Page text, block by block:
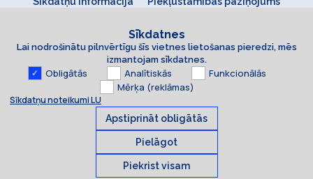
Sīkdatnes
Lai nodrošinātu pilnvērtīgu šīs vietnes lietošanas pieredzi, mēs
izmantojam sīkdatnes.
Obligātās Analītiskās
Funkcionālās
Mērķa (reklāmas)
Sīkdatņu noteikumi LU
Apstiprināt obligātās
Pielāgot
Piekrist visam